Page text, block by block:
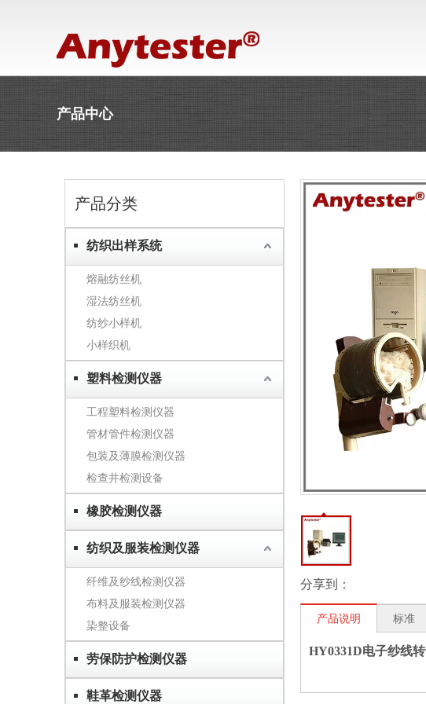
产品中心
产品分类
纺织出样系统
熔融纺丝机
湿法纺丝机
纺纱小样机
小样织机
塑料检测仪器
工程塑料检测仪器
管材管件检测仪器
包装及薄膜检测仪器
检查井检测设备
橡胶检测仪器
纺织及服装检测仪器
纤维及纱线检测仪器
布料及服装检测仪器
染整设备
劳保防护检测仪器
鞋革检测仪器
分享到：
产品说明 标准
HY0331D电子纱线